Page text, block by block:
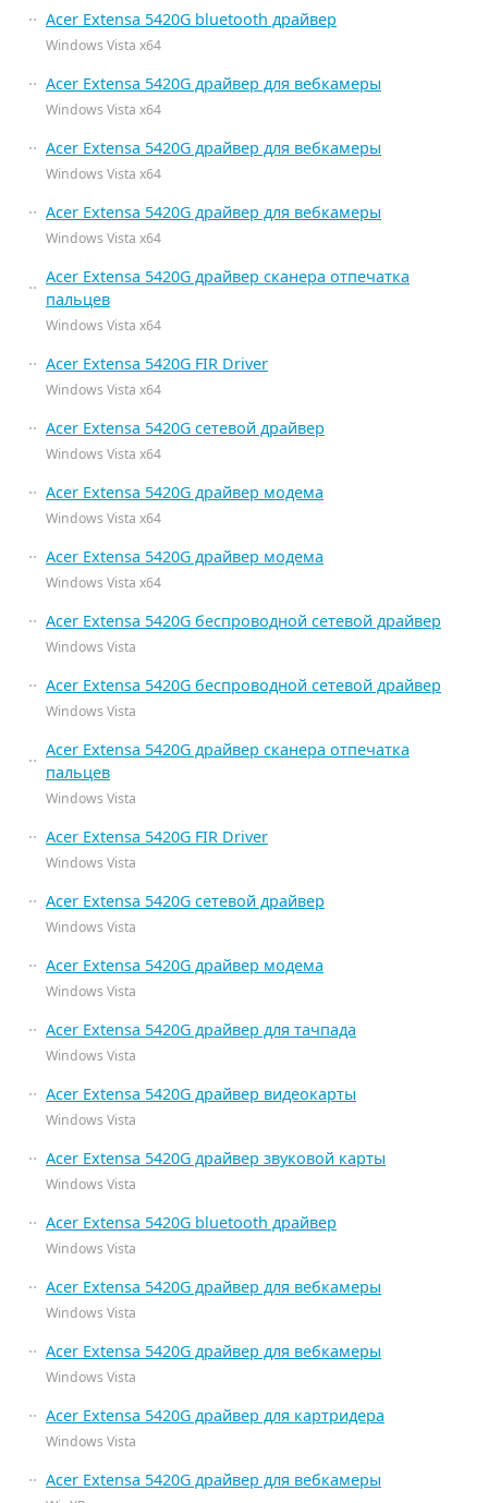
Acer Extensa 5420G bluetooth драйвер
Windows Vista x64
Acer Extensa 5420G драйвер для вебкамеры
Windows Vista x64
Acer Extensa 5420G драйвер для вебкамеры
Windows Vista x64
Acer Extensa 5420G драйвер для вебкамеры
Windows Vista x64
Acer Extensa 5420G драйвер сканера отпечатка
пальцев
Windows Vista x64
Acer Extensa 5420G FIR Driver
Windows Vista x64
Acer Extensa 5420G сетевой драйвер
Windows Vista x64
Acer Extensa 5420G драйвер модема
Windows Vista x64
Acer Extensa 5420G драйвер модема
Windows Vista x64
Acer Extensa 5420G беспроводной сетевой драйвер
Windows Vista
Acer Extensa 5420G беспроводной сетевой драйвер
Windows Vista
Acer Extensa 5420G драйвер сканера отпечатка
пальцев
Windows Vista
Acer Extensa 5420G FIR Driver
Windows Vista
Acer Extensa 5420G сетевой драйвер
Windows Vista
Acer Extensa 5420G драйвер модема
Windows Vista
Acer Extensa 5420G драйвер для тачпада
Windows Vista
Acer Extensa 5420G драйвер видеокарты
Windows Vista
Acer Extensa 5420G драйвер звуковой карты
Windows Vista
Acer Extensa 5420G bluetooth драйвер
Windows Vista
Acer Extensa 5420G драйвер для вебкамеры
Windows Vista
Acer Extensa 5420G драйвер для вебкамеры
Windows Vista
Acer Extensa 5420G драйвер для картридера
Windows Vista
Acer Extensa 5420G драйвер для вебкамеры